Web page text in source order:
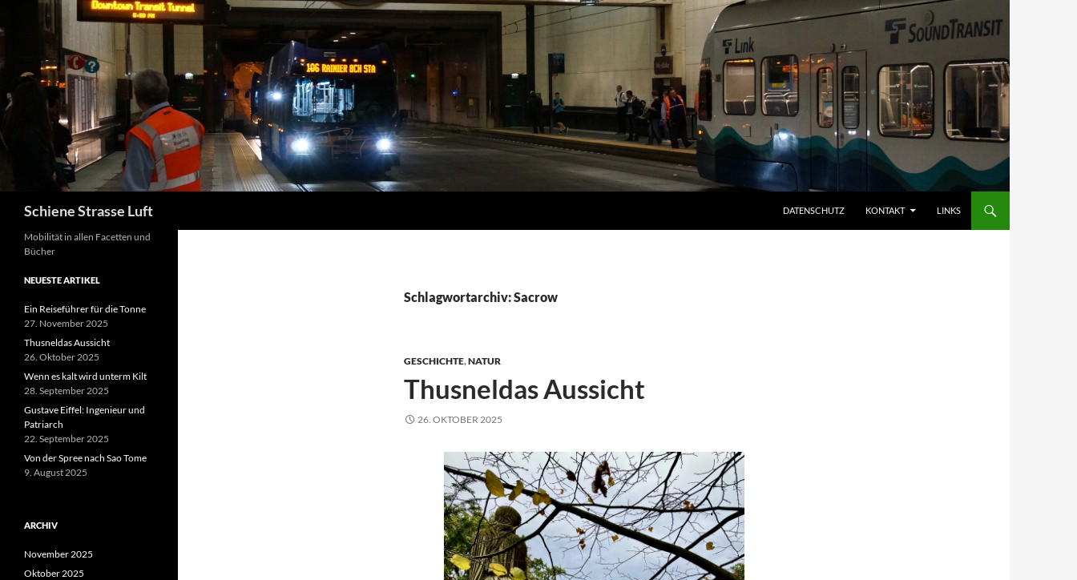
Inhalt
Schiene Strasse Luft DATENSCHUTZ KONTAKT LINKS
Schlagwortarchiv: Sacrow
GESCHICHTE,NATUR
Thusneldas Aussicht
26. OKTOBER 2025
Mobilität in allen Facetten und
Bücher
NEUESTE ARTIKEL
Ein Reiseführer für die Tonne
27. November 2025
Thusneldas Aussicht
26. Oktober 2025
Wenn es kalt wird unterm Kilt
28. September 2025
Gustave Eiffel: Ingenieur und
Patriarch
22. September 2025
Von der Spree nach Sao Tome
9. August 2025
ARCHIV
November 2025
Oktober 2025